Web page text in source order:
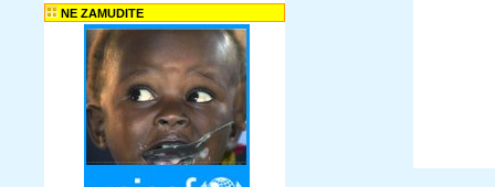
NE ZAMUDITE